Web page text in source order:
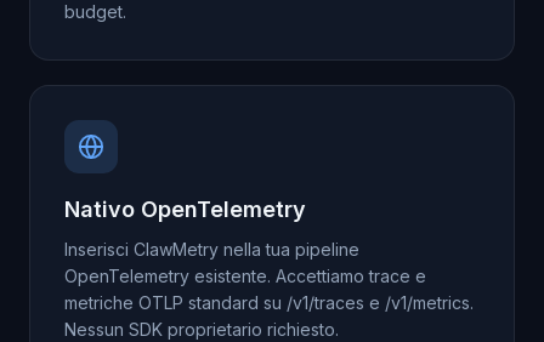
budget.
Nativo OpenTelemetry
Inserisci ClawMetry nella tua pipeline
OpenTelemetry esistente. Accettiamo trace e
metriche OTLP standard su /v1/traces e /v1/metrics.
Nessun SDK proprietario richiesto.